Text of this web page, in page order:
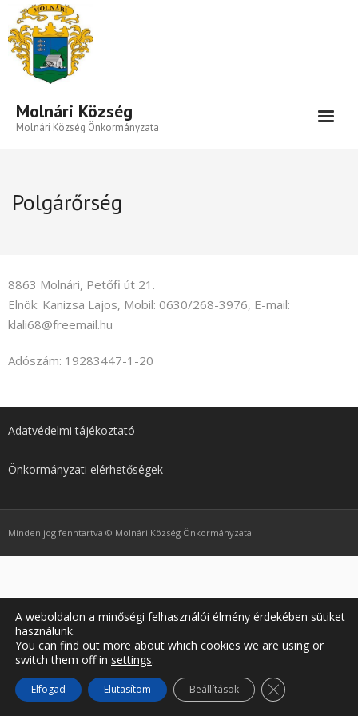
Molnári Község
Molnári Község Önkormányzata
Település
Beruházás- Pályázat
Választási Információk
Nyelv:
Polgárőrség
8863 Molnári, Petőfi út 21.
Elnök: Kanizsa Lajos, Mobil: 0630/268-3976, E-mail:
klali68@freemail.hu
Adószám: 19283447-1-20
Adatvédelmi tájékoztató
Önkormányzati elérhetőségek
Minden jog fenntartva © Molnári Község Önkormányzata
A weboldalon a minőségi felhasználói élmény érdekében sütiket
használunk.
You can find out more about which cookies we are using or
switch them off in settings.
Elfogad Elutasítom Beállítások Close GDPR